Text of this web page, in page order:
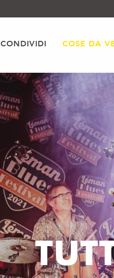
CONDIVIDI COSE DA